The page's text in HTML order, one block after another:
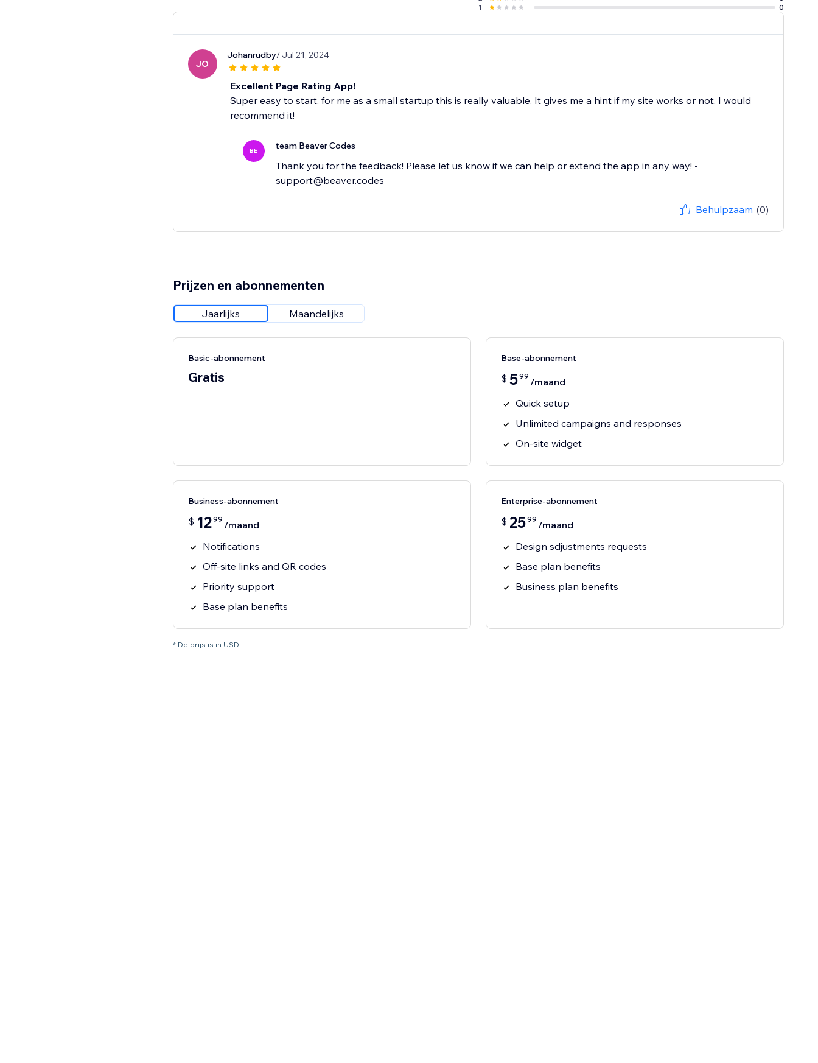
1
0
JO
Johanrudby/ Jul 21, 2024
Excellent Page Rating App!
Super easy to start, for me as a small startup this is really valuable. It gives me a hint if my site works or not. I would
recommend it!
BE team Beaver Codes
Thank you for the feedback! Please let us know if we can help or extend the app in any way! -
support@beaver.codes
Behulpzaam (0)
Prijzen en abonnementen
Jaarlijks Maandelijks
Basic-abonnement
Gratis
Base-abonnement
$ 599 /maand
Quick setup
Unlimited campaigns and responses
On-site widget
Business-abonnement
$ 1299 /maand
Notifications
Off-site links and QR codes
Priority support
Base plan benefits
Enterprise-abonnement
$ 2599 /maand
Design sdjustments requests
Base plan benefits
Business plan benefits
* De prijs is in USD.